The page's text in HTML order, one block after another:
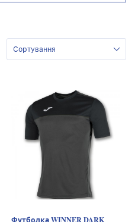
Сортування
Футболка WINNER DARK